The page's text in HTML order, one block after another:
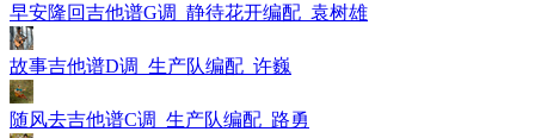
早安隆回吉他谱G调_静待花开编配_袁树雄
故事吉他谱D调_生产队编配_许巍
随风去吉他谱C调_生产队编配_路勇